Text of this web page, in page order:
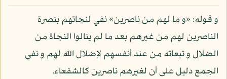
و قوله: «و ما لهم من ناصرين» نفي لنجاتهم بنصرة
الناصرين لهم من غيرهم بعد ما لم ينالوا النجاة من
الضلال و تبعاته من عند أنفسهم لإضلال الله لهم و نفي
الجمع دليل على أن لغيرهم ناصرين كالشفعاء.